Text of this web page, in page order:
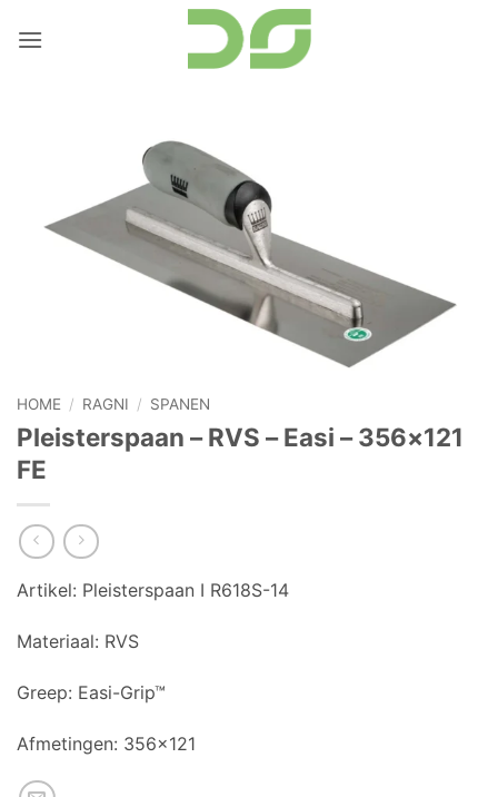
naar
HOME / RAGNI / SPANEN
Pleisterspaan – RVS – Easi – 356×121
FE
Artikel: Pleisterspaan I R618S-14
Materiaal: RVS
Greep: Easi-Grip™
Afmetingen: 356×121